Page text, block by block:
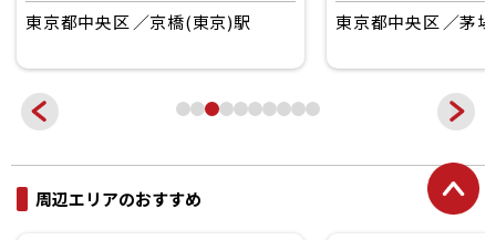
東京都中央区 茅場町駅
周辺エリアのおすすめ